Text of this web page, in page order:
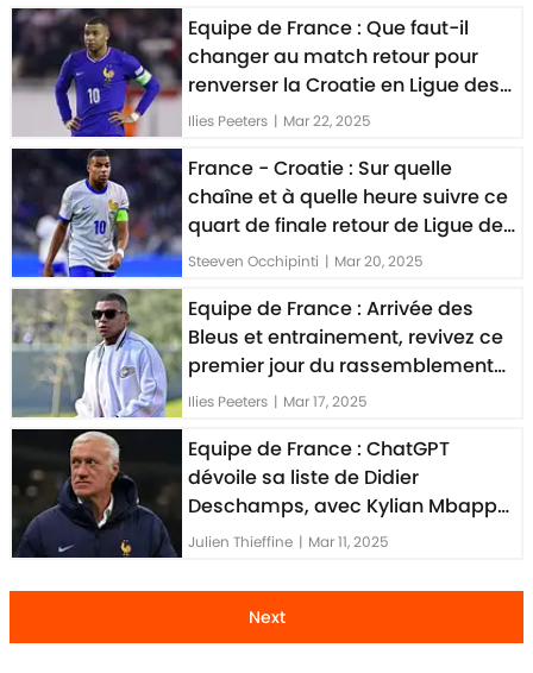
Equipe de France : Que faut-il
changer au match retour pour
renverser la Croatie en Ligue des
Nations ?
Ilies Peeters | Mar 22, 2025
France - Croatie : Sur quelle
chaîne et à quelle heure suivre ce
quart de finale retour de Ligue des
Nations
Steeven Occhipinti | Mar 20, 2025
Equipe de France : Arrivée des
Bleus et entrainement, revivez ce
premier jour du rassemblement
(photos exclusives)
Ilies Peeters | Mar 17, 2025
Equipe de France : ChatGPT
dévoile sa liste de Didier
Deschamps, avec Kylian Mbappé
mais sans Désiré Doué
Julien Thieffine | Mar 11, 2025
Next